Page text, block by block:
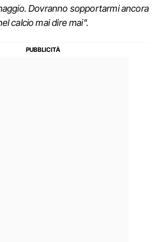
Dovranno sopportarmi ancora
calcio mai dire mai".